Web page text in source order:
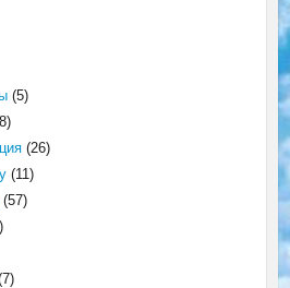
(5)
(26)
(11)
(57)